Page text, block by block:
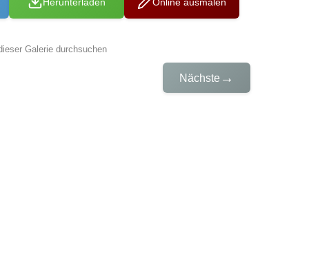
Galerie durchsuchen
Nächste →